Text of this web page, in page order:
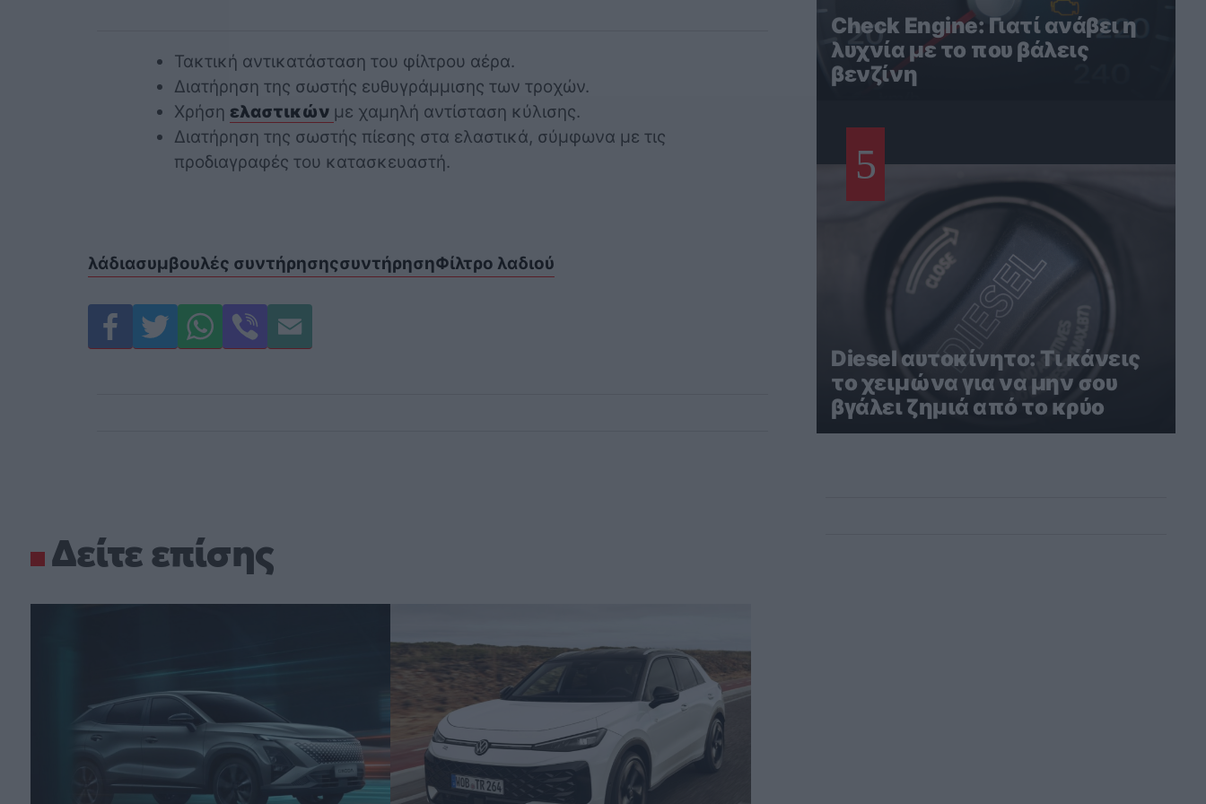
Τακτική αντικατάσταση του φίλτρου αέρα.
Διατήρηση της σωστής ευθυγράμμισης των τροχών.
Χρήση ελαστικών με χαμηλή αντίσταση κύλισης.
Διατήρηση της σωστής πίεσης στα ελαστικά, σύμφωνα με τις
προδιαγραφές του κατασκευαστή.
λάδιασυμβουλές συντήρησηςσυντήρησηΦίλτρο λαδιού
Δείτε επίσης
Check Engine: Γιατί ανάβει η
λυχνία με το που βάλεις
βενζίνη
5
Diesel αυτοκίνητο: Τι κάνεις
το χειμώνα για να μην σου
βγάλει ζημιά από το κρύο